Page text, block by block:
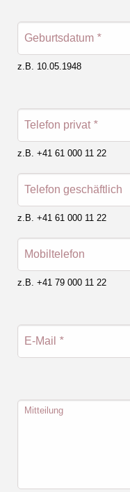
Geburtsdatum *
z.B. 10.05.1948
Telefon privat *
z.B. +41 61 000 11 22
Telefon geschäftlich
z.B. +41 61 000 11 22
Mobiltelefon
z.B. +41 79 000 11 22
E-Mail *
Mitteilung